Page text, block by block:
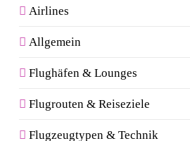
Airlines
Allgemein
Flughäfen & Lounges
Flugrouten & Reiseziele
Flugzeugtypen & Technik